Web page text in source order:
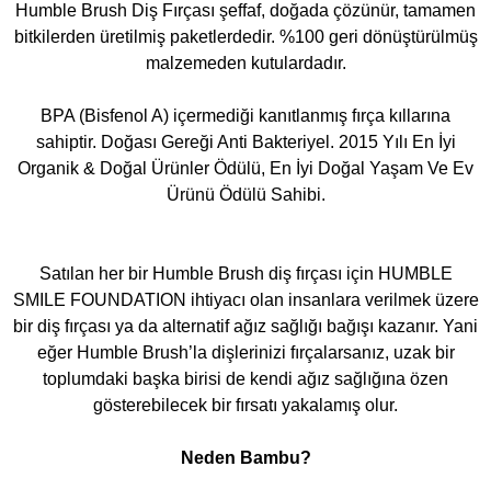
Humble Brush Diş Fırçası şeffaf, doğada çözünür, tamamen
bitkilerden üretilmiş paketlerdedir. %100 geri dönüştürülmüş
malzemeden kutulardadır.
BPA (Bisfenol A) içermediği kanıtlanmış fırça kıllarına
sahiptir. Doğası Gereği Anti Bakteriyel. 2015 Yılı En İyi
Organik & Doğal Ürünler Ödülü, En İyi Doğal Yaşam Ve Ev
Ürünü Ödülü Sahibi.
Satılan her bir Humble Brush diş fırçası için HUMBLE
SMILE FOUNDATION ihtiyacı olan insanlara verilmek üzere
bir diş fırçası ya da alternatif ağız sağlığı bağışı kazanır. Yani
eğer Humble Brush’la dişlerinizi fırçalarsanız, uzak bir
toplumdaki başka birisi de kendi ağız sağlığına özen
gösterebilecek bir fırsatı yakalamış olur.
Neden Bambu?